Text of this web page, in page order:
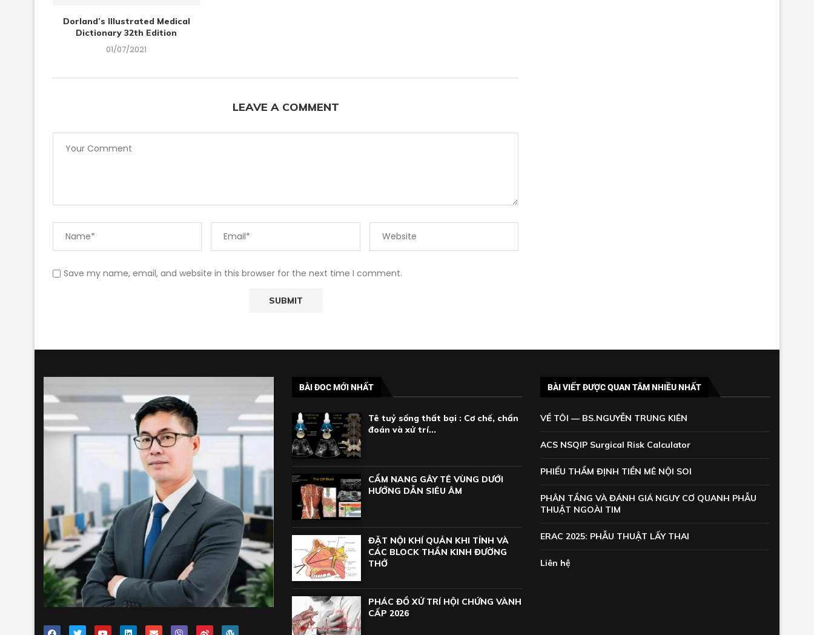
Dorland’s Illustrated Medical
Dictionary 32th Edition
01/07/2021
LEAVE A COMMENT
Save my name, email, and website in this browser for the next time I comment.
BÀI ĐOC MỚI NHẤT
Tê tuỷ sống thất bại : Cơ chế, chẩn
đoán và xử trí...
CẨM NANG GÂY TÊ VÙNG DƯỚI
HƯỚNG DẪN SIÊU ÂM
ĐẶT NỘI KHÍ QUẢN KHI TỈNH VÀ
CÁC BLOCK THẦN KINH ĐƯỜNG
THỞ
PHÁC ĐỒ XỬ TRÍ HỘI CHỨNG VÀNH
CẤP 2026
BÀI VIẾT ĐƯỢC QUAN TÂM NHIỀU NHẤT
VỀ TÔI — BS.NGUYỄN TRUNG KIÊN
ACS NSQIP Surgical Risk Calculator
PHIẾU THẨM ĐỊNH TIỀN MÊ NỘI SOI
PHÂN TẦNG VÀ ĐÁNH GIÁ NGUY CƠ QUANH PHẪU
THUẬT NGOÀI TIM
ERAC 2025: PHẪU THUẬT LẤY THAI
Liên hệ